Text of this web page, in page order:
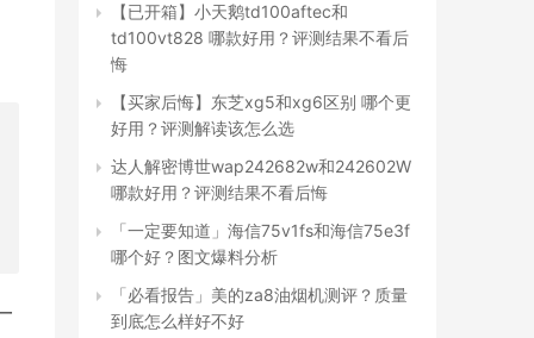
【已开箱】小天鹅td100aftec和
td100vt828 哪款好用？评测结果不看后
悔
【买家后悔】东芝xg5和xg6区别 哪个更
好用？评测解读该怎么选
达人解密博世wap242682w和242602W
哪款好用？评测结果不看后悔
「一定要知道」海信75v1fs和海信75e3f
哪个好？图文爆料分析
「必看报告」美的za8油烟机测评？质量
到底怎么样好不好